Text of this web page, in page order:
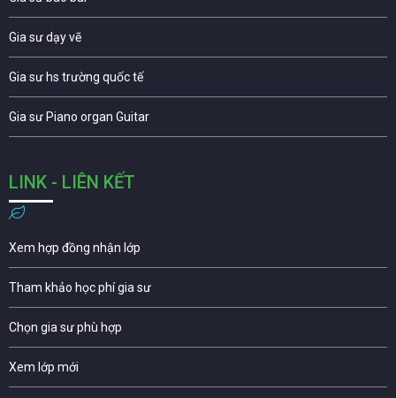
Gia sư dạy vẽ
Gia sư hs trường quốc tế
Gia sư Piano organ Guitar
LINK - LIÊN KẾT
Xem hợp đồng nhận lớp
Tham khảo học phí gia sư
Chọn gia sư phù hợp
Xem lớp mới